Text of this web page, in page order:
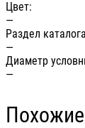
Цвет:
—
Раздел
—
Диаметр
—